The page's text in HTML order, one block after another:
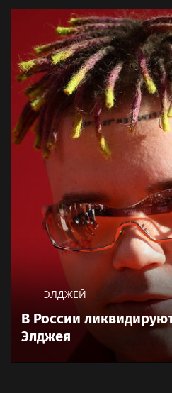
мгновенно —здесь
Все
Музыкальные